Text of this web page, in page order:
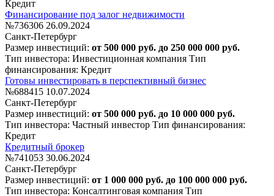
Кредит
Финансирование под залог недвижимости
№736306 26.09.2024
Санкт-Петербург
Размер инвестиций: от 500 000 руб. до 250 000 000 руб.
Тип инвестора: Инвестиционная компания Тип
финансирования: Кредит
Готовы инвестировать в перспективный бизнес
№688415 10.07.2024
Санкт-Петербург
Размер инвестиций: от 500 000 руб. до 10 000 000 руб.
Тип инвестора: Частный инвестор Тип финансирования:
Кредит
Кредитный брокер
№741053 30.06.2024
Санкт-Петербург
Размер инвестиций: от 1 000 000 руб. до 100 000 000 руб.
Тип инвестора: Консалтинговая компания Тип